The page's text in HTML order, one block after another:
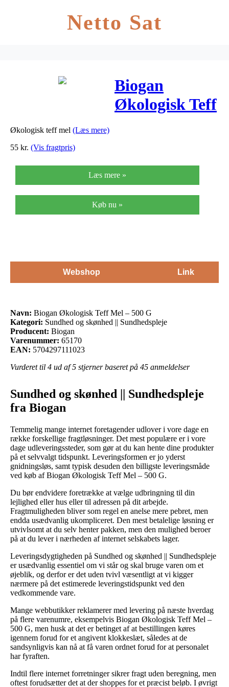
Netto Sat
Biogan
Økologisk Teff
Økologisk teff mel (Læs mere)
55 kr. (Vis fragtpris)
Læs mere »
Køb nu »
Webshop Link
Navn: Biogan Økologisk Teff Mel – 500 G
Kategori: Sundhed og skønhed || Sundhedspleje
Producent: Biogan
Varenummer: 65170
EAN: 5704297111023
Vurderet til 4 ud af 5 stjerner baseret på 45 anmeldelser
Sundhed og skønhed || Sundhedspleje
fra Biogan
Temmelig mange internet foretagender udlover i vore dage en
række forskellige fragtløsninger. Det mest populære er i vore
dage udleveringssteder, som gør at du kan hente dine produkter
på et selvvalgt tidspunkt. Leveringsformen er jo yderst
gnidningsløs, samt typisk desuden den billigste leveringsmåde
ved køb af Biogan Økologisk Teff Mel – 500 G.
Du bør endvidere foretrække at vælge udbringning til din
lejlighed eller hus eller til adressen på dit arbejde.
Fragtmuligheden bliver som regel en anelse mere pebret, men
endda usædvanlig ukompliceret. Den mest betalelige løsning er
utvivlsomt at du selv henter pakken, men den mulighed beroer
på at du lever i nærheden af internet selskabets lager.
Leveringsdygtigheden på Sundhed og skønhed || Sundhedspleje
er usædvanlig essentiel om vi står og skal bruge varen om et
øjeblik, og derfor er det uden tvivl væsentligt at vi kigger
nærmere på det estimerede leveringstidspunkt ved den
vedkommende vare.
Mange webbutikker reklamerer med levering på næste hverdag
på flere varenumre, eksempelvis Biogan Økologisk Teff Mel –
500 G, men husk at det er betinget af at bestillingen køres
igennem forud for et angivent klokkeslæt, således at de
sandsynligvis kan nå at få varen ordnet forud for at personalet
har fyraften.
Indtil flere internet forretninger sikrer fragt uden beregning, men
oftest forudsætter det at der shoppes for et præcist beløb. I øvrigt